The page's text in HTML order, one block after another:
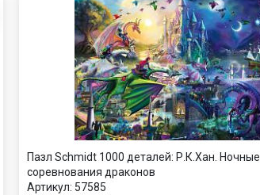
Пазл Schmidt 1000 деталей: Р.К.Хан. Ночные
соревнования драконов
Артикул: 57585